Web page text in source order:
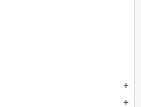
add
add